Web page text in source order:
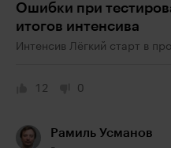
Ошибки при
итогов интенсива
Интенсив Лёгкий старт в
12 0
Рамиль Усманов